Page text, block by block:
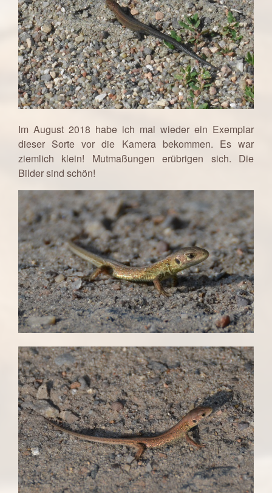
Im August 2018 habe ich mal wieder ein Exemplar
dieser Sorte vor die Kamera bekommen. Es war
ziemlich klein! Mutmaßungen erübrigen sich. Die
Bilder sind schön!